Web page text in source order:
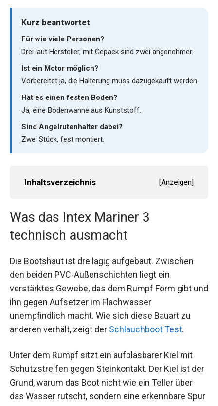
Kurz beantwortet
Für wie viele Personen?
Drei laut Hersteller, mit Gepäck sind zwei angenehmer.
Ist ein Motor möglich?
Vorbereitet ja, die Halterung muss dazugekauft werden.
Hat es einen festen Boden?
Ja, eine Bodenwanne aus Kunststoff.
Sind Angelrutenhalter dabei?
Zwei Stück, fest montiert.
Inhaltsverzeichnis [Anzeigen]
Was das Intex Mariner 3
technisch ausmacht
Die Bootshaut ist dreilagig aufgebaut. Zwischen
den beiden PVC-Außenschichten liegt ein
verstärktes Gewebe, das dem Rumpf Form gibt und
ihn gegen Aufsetzer im Flachwasser
unempfindlich macht. Wie sich diese Bauart zu
anderen verhält, zeigt der Schlauchboot Test.
Unter dem Rumpf sitzt ein aufblasbarer Kiel mit
Schutzstreifen gegen Steinkontakt. Der Kiel ist der
Grund, warum das Boot nicht wie ein Teller über
das Wasser rutscht, sondern eine erkennbare Spur